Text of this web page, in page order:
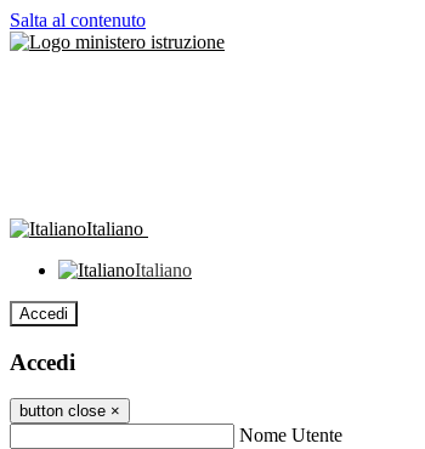
Salta al contenuto
Italiano
Italiano
Accedi
Accedi
button close ×
Nome Utente